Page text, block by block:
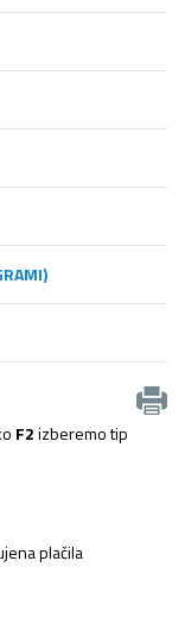
F2izberemo tip
plačila